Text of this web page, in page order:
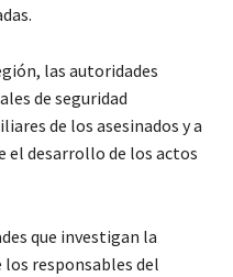
las autoridades
de seguridad
de los asesinados y a
el desarrollo de los actos
que investigan la
responsables del